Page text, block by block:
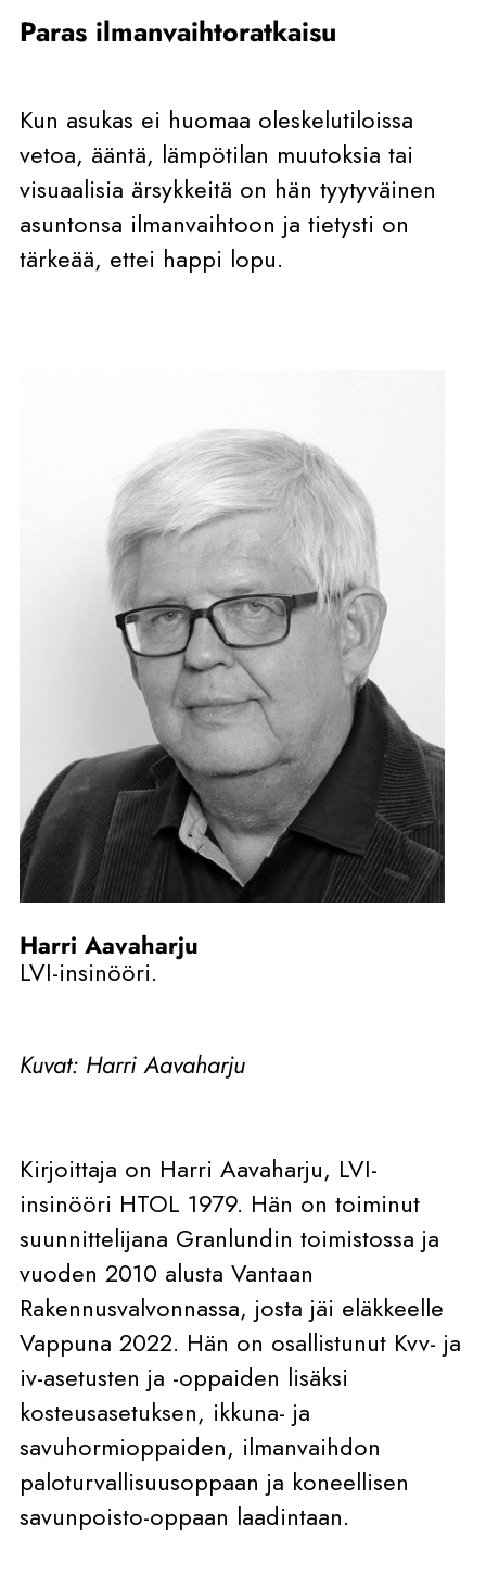
Paras ilmanvaihtoratkaisu
Kun asukas ei huomaa oleskelutiloissa
vetoa, ääntä, lämpötilan muutoksia tai
visuaalisia ärsykkeitä on hän tyytyväinen
asuntonsa ilmanvaihtoon ja tietysti on
tärkeää, ettei happi lopu.
Harri Aavaharju
LVI-insinööri.
Kuvat: Harri Aavaharju
Kirjoittaja on Harri Aavaharju, LVI-
insinööri HTOL 1979. Hän on toiminut
suunnittelijana Granlundin toimistossa ja
vuoden 2010 alusta Vantaan
Rakennusvalvonnassa, josta jäi eläkkeelle
Vappuna 2022. Hän on osallistunut Kvv- ja
iv-asetusten ja -oppaiden lisäksi
kosteusasetuksen, ikkuna- ja
savuhormioppaiden, ilmanvaihdon
paloturvallisuusoppaan ja koneellisen
savunpoisto-oppaan laadintaan.